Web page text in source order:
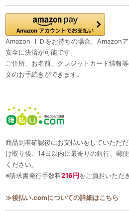
Amazon ＩＤをお持ちの場合、Amazonア
安全に決済が可能です。
ご住所、お名前、クレジットカード情報
文のお手続きができます。
商品到着確認後にお支払いをしていただ
け取り後、14日以内に最寄りの銀行、郵
ください。
※請求書発行手数料216円をご負担いただ
≫後払い.comについての詳細はこちら